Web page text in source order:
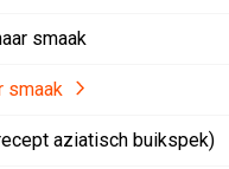
smaak
smaak
aziatisch buikspek)